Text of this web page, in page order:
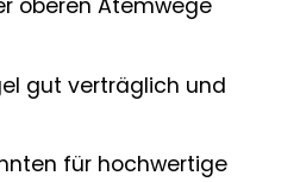
oberen Atemwege
gut verträglich und
für hochwertige